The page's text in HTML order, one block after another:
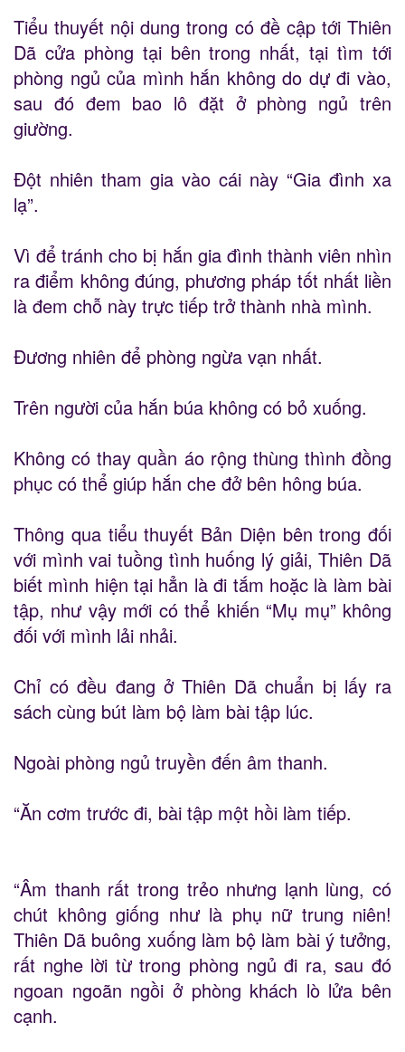
Tiểu thuyết nội dung trong có đề cập tới Thiên
Dã cửa phòng tại bên trong nhất, tại tìm tới
phòng ngủ của mình hắn không do dự đi vào,
sau đó đem bao lô đặt ở phòng ngủ trên
giường.
Đột nhiên tham gia vào cái này “Gia đình xa
lạ”.
Vì để tránh cho bị hắn gia đình thành viên nhìn
ra điểm không đúng, phương pháp tốt nhất liền
là đem chỗ này trực tiếp trở thành nhà mình.
Đương nhiên để phòng ngừa vạn nhất.
Trên người của hắn búa không có bỏ xuống.
Không có thay quần áo rộng thùng thình đồng
phục có thể giúp hắn che đở bên hông búa.
Thông qua tiểu thuyết Bản Diện bên trong đối
với mình vai tuồng tình huống lý giải, Thiên Dã
biết mình hiện tại hẳn là đi tắm hoặc là làm bài
tập, như vậy mới có thể khiến “Mụ mụ” không
đối với mình lải nhải.
Chỉ có đều đang ở Thiên Dã chuẩn bị lấy ra
sách cùng bút làm bộ làm bài tập lúc.
Ngoài phòng ngủ truyền đến âm thanh.
“Ăn cơm trước đi, bài tập một hồi làm tiếp.
“Âm thanh rất trong trẻo nhưng lạnh lùng, có
chút không giống như là phụ nữ trung niên!
Thiên Dã buông xuống làm bộ làm bài ý tưởng,
rất nghe lời từ trong phòng ngủ đi ra, sau đó
ngoan ngoãn ngồi ở phòng khách lò lửa bên
cạnh.